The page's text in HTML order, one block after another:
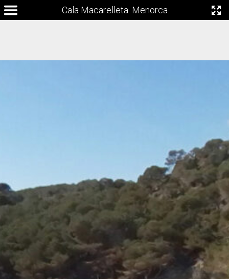
Cala Macarelleta. Menorca